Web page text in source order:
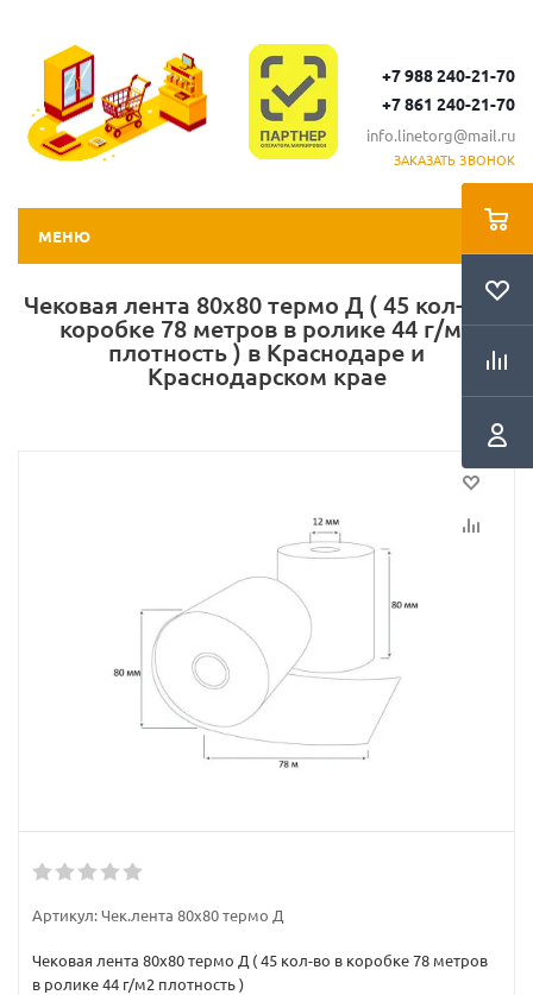
+7 988 240-21-70
+7 861 240-21-70
info.linetorg@mail.ru
ЗАКАЗАТЬ ЗВОНОК
МЕНЮ
Чековая лента 80х80 термо Д ( 45 кол-во в
коробке 78 метров в ролике 44 г/м2
плотность ) в Краснодаре и
Краснодарском крае
Артикул:Чек.лента 80х80 термо Д
Чековая лента 80х80 термо Д ( 45 кол-во в коробке 78 метров
в ролике 44 г/м2 плотность )